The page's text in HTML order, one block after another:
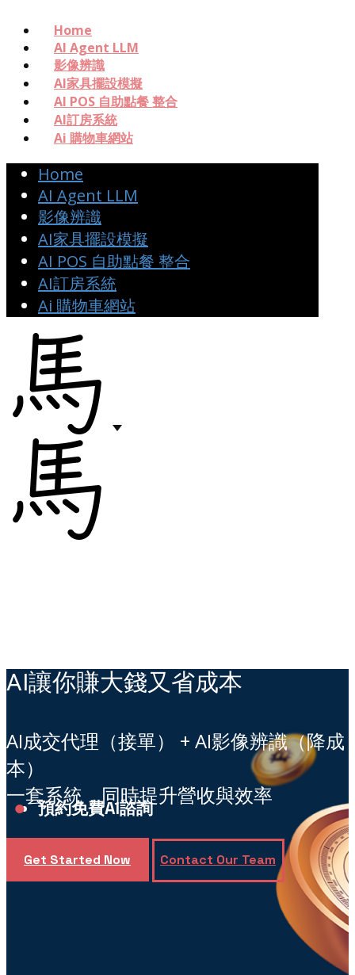
Home
AI Agent LLM
影像辨識
AI家具擺設模擬
AI POS 自助點餐 整合
AI訂房系統
Ai 購物車網站
Home
AI Agent LLM
影像辨識
AI家具擺設模擬
AI POS 自助點餐 整合
AI訂房系統
Ai 購物車網站
AI讓你賺大錢又省成本
AI成交代理（接單） + AI影像辨識（降成
本）
一套系統，同時提升營收與效率
● 預約免費AI諮詢
Get Started Now Contact Our Team